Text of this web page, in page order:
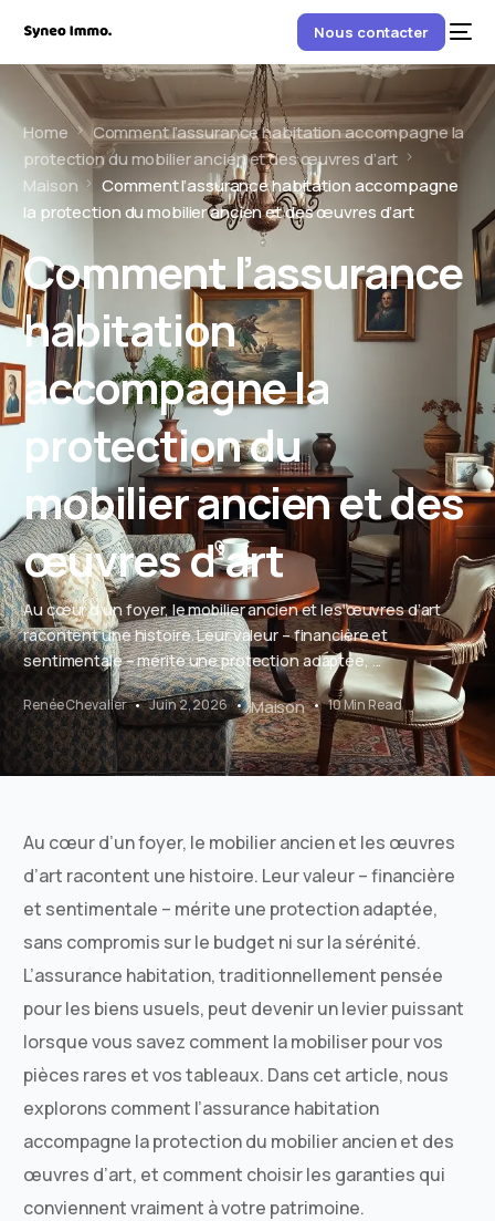
Nous contacter
Home
Comment l’assurance habitation accompagne la
protection du mobilier ancien et des œuvres d’art
Maison
Comment l’assurance habitation accompagne
la protection du mobilier ancien et des œuvres d’art
Comment l’assurance
habitation
accompagne la
protection du
mobilier ancien et des
œuvres d’art
Au cœur d’un foyer, le mobilier ancien et les œuvres d’art
racontent une histoire. Leur valeur – financière et
sentimentale – mérite une protection adaptée, ...
Renée Chevalier Juin 2, 2026 Maison 10 Min Read
Au cœur d’un foyer, le mobilier ancien et les œuvres
d’art racontent une histoire. Leur valeur – financière
et sentimentale – mérite une protection adaptée,
sans compromis sur le budget ni sur la sérénité.
L’assurance habitation, traditionnellement pensée
pour les biens usuels, peut devenir un levier puissant
lorsque vous savez comment la mobiliser pour vos
pièces rares et vos tableaux. Dans cet article, nous
explorons comment l’assurance habitation
accompagne la protection du mobilier ancien et des
œuvres d’art, et comment choisir les garanties qui
conviennent vraiment à votre patrimoine.